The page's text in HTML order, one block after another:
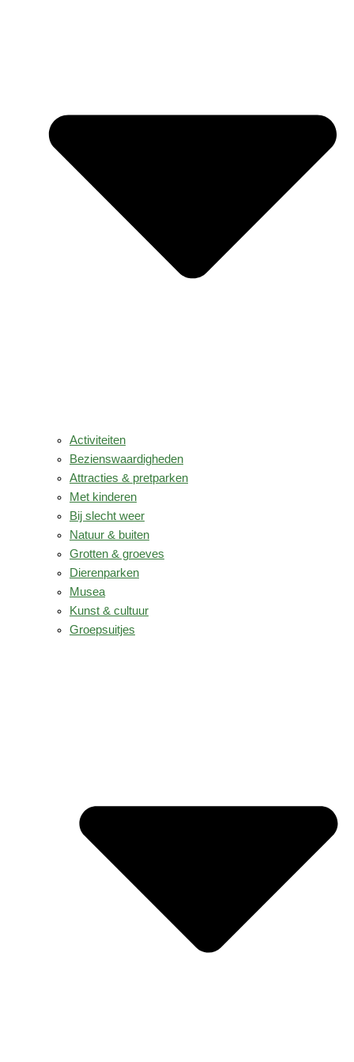
Activiteiten
Bezienswaardigheden
Attracties & pretparken
Met kinderen
Bij slecht weer
Natuur & buiten
Grotten & groeves
Dierenparken
Musea
Kunst & cultuur
Groepsuitjes